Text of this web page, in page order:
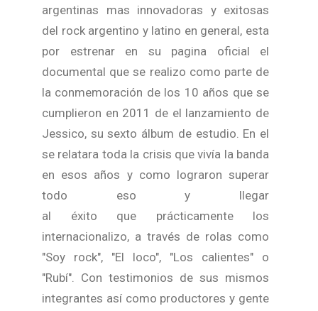
argentinas mas innovadoras y exitosas
del rock argentino y latino en general, esta
por estrenar en su pagina oficial el
documental que se realizo como parte de
la conmemoración de los 10 años que se
cumplieron en 2011 de el lanzamiento de
Jessico, su sexto álbum de estudio. En el
se relatara toda la crisis que vivía la banda
en esos años y como lograron superar
todo eso y llegar
al éxito que prácticamente los
internacionalizo, a través de rolas como
"Soy rock", "El loco", "Los calientes" o
"Rubí". Con testimonios de sus mismos
integrantes así como productores y gente